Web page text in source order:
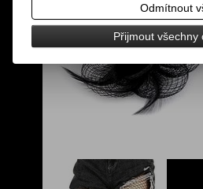
Odmítnout
Přijmout všechny